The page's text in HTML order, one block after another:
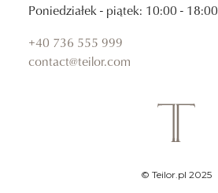
Poniedziałek - piątek: 10:00 - 18:00
+40 736 555 999
contact@teilor.com
© Teilor.pl 2025